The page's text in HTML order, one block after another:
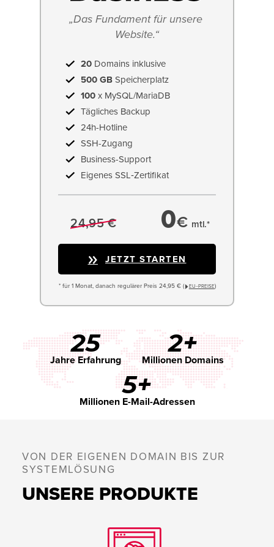
„Das Fundament für unsere
Website.“
20 Domains inklusive
500 GB Speicherplatz
100 x MySQL/MariaDB
Tägliches Backup
24h-Hotline
SSH-Zugang
Business-Support
Eigenes SSL‑Zertifikat
24,95 € 0€ mtl.*
JETZT STARTEN
* für 1 Monat, danach regulärer Preis 24,95 € ( EU−PREISE)
25
Jahre Erfahrung
2+
Millionen Domains
5+
Millionen E-Mail-Adressen
VON DER EIGENEN DOMAIN BIS ZUR
SYSTEMLÖSUNG
UNSERE PRODUKTE